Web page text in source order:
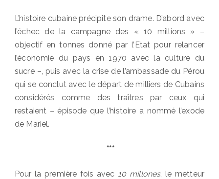
L’histoire cubaine précipite son drame. D’abord avec
l’échec de la campagne des « 10 millions » –
objectif en tonnes donné par l’Etat pour relancer
l’économie du pays en 1970 avec la culture du
sucre –, puis avec la crise de l’ambassade du Pérou
qui se conclut avec le départ de milliers de Cubains
considérés comme des traîtres par ceux qui
restaient – épisode que l’histoire a nommé l’exode
de Mariel.
***
Pour la première fois avec 10 millones, le metteur